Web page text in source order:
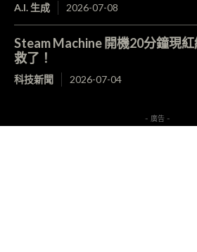
A.I. 生成 2026-07-08
Steam Machine 開機20分鐘現
救了！
科技新聞 2026-07-04
- 廣告 -